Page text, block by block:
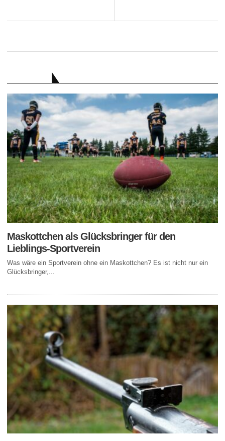
Maskottchen als Glücksbringer für den
Lieblings-Sportverein
Was wäre ein Sportverein ohne ein Maskottchen? Es ist nicht nur ein
Glücksbringer,...